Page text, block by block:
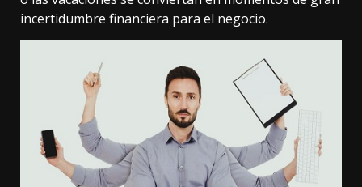
incertidumbre financiera para el negocio.